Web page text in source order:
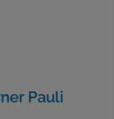
Pauli